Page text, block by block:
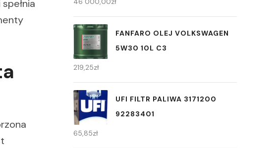
FANFARO OLEJ VOLKSWAGEN
5W30 10L C3
219,25zł
UFI FILTR PALIWA 3171200
92283401
65,85zł